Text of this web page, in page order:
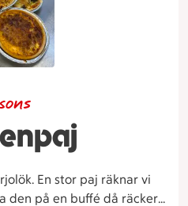
En stor paj räknar vi
den på en buffé då räcker